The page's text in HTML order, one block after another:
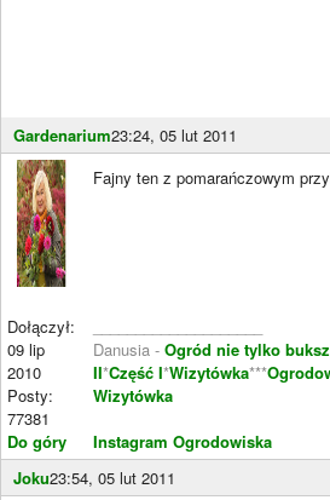
Gardenarium23:24, 05 lut 2011
Dołączył:
09 lip
2010
Posty:
77381
Do góry
Fajny ten z pomarańczowym
Danusia - Ogród nie tylko
II*Część I*Wizytówka***
Wizytówka
Instagram Ogrodowiska
Joku23:54, 05 lut 2011